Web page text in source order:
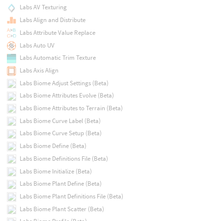
Labs AV Texturing
Labs Align and Distribute
Labs Attribute Value Replace
Labs Auto UV
Labs Automatic Trim Texture
Labs Axis Align
Labs Biome Adjust Settings (Beta)
Labs Biome Attributes Evolve (Beta)
Labs Biome Attributes to Terrain (Beta)
Labs Biome Curve Label (Beta)
Labs Biome Curve Setup (Beta)
Labs Biome Define (Beta)
Labs Biome Definitions File (Beta)
Labs Biome Initialize (Beta)
Labs Biome Plant Define (Beta)
Labs Biome Plant Definitions File (Beta)
Labs Biome Plant Scatter (Beta)